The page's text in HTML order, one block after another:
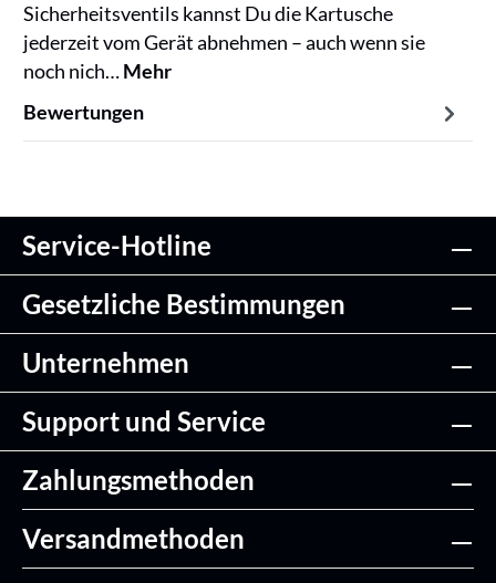
Sicherheitsventils kannst Du die Kartusche
jederzeit vom Gerät abnehmen – auch wenn sie
noch nich…Mehr
Bewertungen
Service-Hotline
Gesetzliche Bestimmungen
Unternehmen
Support und Service
Zahlungsmethoden
Versandmethoden